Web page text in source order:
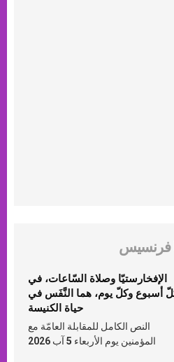
فرنسيس
الإفخارستيّا وصلاة السّاعات، في
أسبوع وكلّ يوم، هما النَّفَس في
حياة الكنيسة
النص الكامل للمقابلة العامّة مع
المؤمنين يوم الأربعاء 5 آب 2026